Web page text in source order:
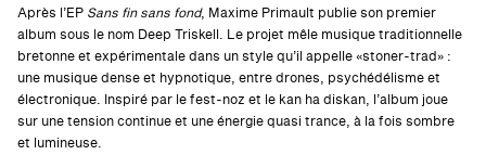
Après l’EP Sans fin sans fond, Maxime Primault publie son premier
album sous le nom Deep Triskell. Le projet mêle musique traditionnelle
bretonne et expérimentale dans un style qu’il appelle «stoner-trad» :
une musique dense et hypnotique, entre drones, psychédélisme et
électronique. Inspiré par le fest-noz et le kan ha diskan, l’album joue
sur une tension continue et une énergie quasi trance, à la fois sombre
et lumineuse.